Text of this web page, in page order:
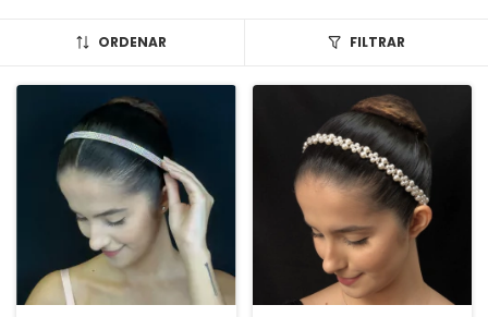
ORDENAR FILTRAR